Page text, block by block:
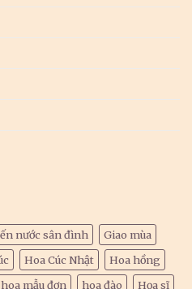
nước sân đình
Giao mùa
Hoa Cúc Nhật
Hoa hồng
hoa mẫu đơn hoa đào
Họa sĩ